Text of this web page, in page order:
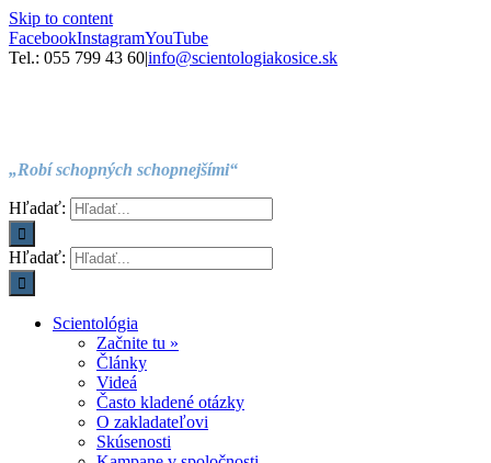
Skip to content
FacebookInstagramYouTube
Tel.: 055 799 43 60|info@scientologiakosice.sk
„Robí schopných schopnejšími“
Hľadať:
Hľadať:
Scientológia
Začnite tu »
Články
Videá
Často kladené otázky
O zakladateľovi
Skúsenosti